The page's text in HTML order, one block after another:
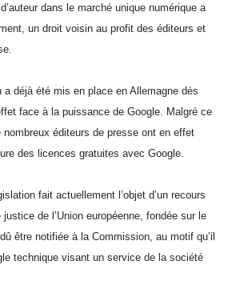
dans le marché unique numérique a
un droit voisin au profit des éditeurs et
a déjà été mis en place en Allemagne dès
face à la puissance de Google. Malgré ce
nombreux éditeurs de presse ont en effet
des licences gratuites avec Google.
fait actuellement l’objet d’un recours
de l’Union européenne, fondée sur le
être notifiée à la Commission, au motif qu’il
technique visant un service de la société